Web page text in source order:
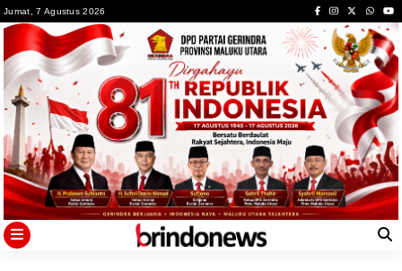
to
content
Jumat, 7 Agustus 2026